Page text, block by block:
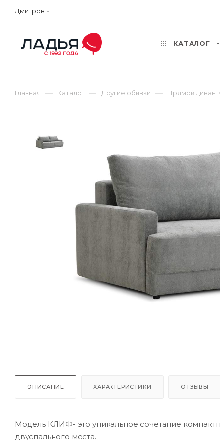
Дмитров
КАТАЛОГ
Главная — Каталог — Другие обивки — Прямой диван
ОПИСАНИЕ ХАРАКТЕРИСТИКИ ОТЗЫВЫ
Модель КЛИФ- это уникальное сочетание
двуспального места.